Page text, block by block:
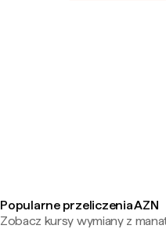
Popularne przeliczenia AZN
Zobacz kursy wymiany z